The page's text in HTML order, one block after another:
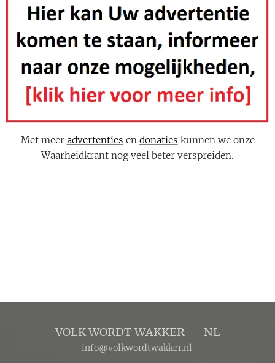
Met meer advertenties en donaties kunnen we onze
Waarheidkrant nog veel beter verspreiden.
VOLK WORDT WAKKER 🔴 NL
info@volkwordtwakker.nl